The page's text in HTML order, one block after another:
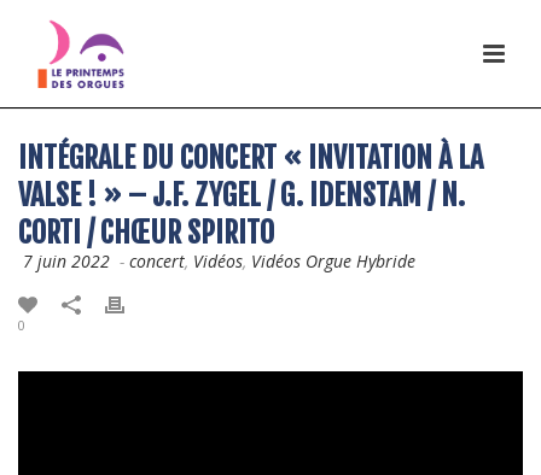
INTÉGRALE DU CONCERT « INVITATION À LA
VALSE ! » – J.F. ZYGEL / G. IDENSTAM / N.
CORTI / CHŒUR SPIRITO
7 juin 2022 - concert, Vidéos, Vidéos Orgue Hybride
0